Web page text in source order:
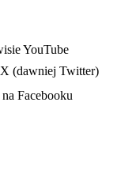
YouTube
(dawniej Twitter)
Facebooku